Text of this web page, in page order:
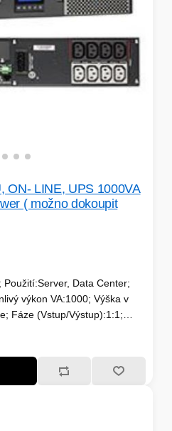
SETY
ČAS
SYSTÉM
TĚLO
ON- LINE, UPS 1000VA
( možno dokoupit
Data Center;
výkon VA:1000; Výška v
Fáze (Vstup/Výstup):1:1;
výstupu:IEC 13